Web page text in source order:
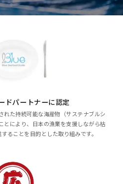
ドパートナーに認定
れた持続可能な海産物（サステナブルシ
とにより、日本の漁業を支援しながら枯
ることを目的とした取り組みです。